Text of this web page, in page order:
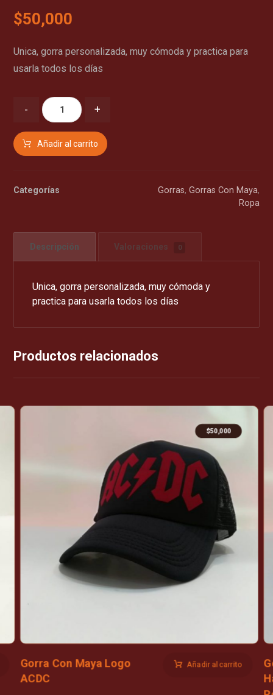
$50,000
Unica, gorra personalizada, muy cómoda y practica para
usarla todos los días
- +
Añadir al carrito
Categorías Gorras, Gorras Con Maya,
Ropa
Descripción Valoraciones 0
Unica, gorra personalizada, muy cómoda y
practica para usarla todos los días
Productos relacionados
Gorra Con Maya Logo
ACDC
$50,000
Añadir al carrito